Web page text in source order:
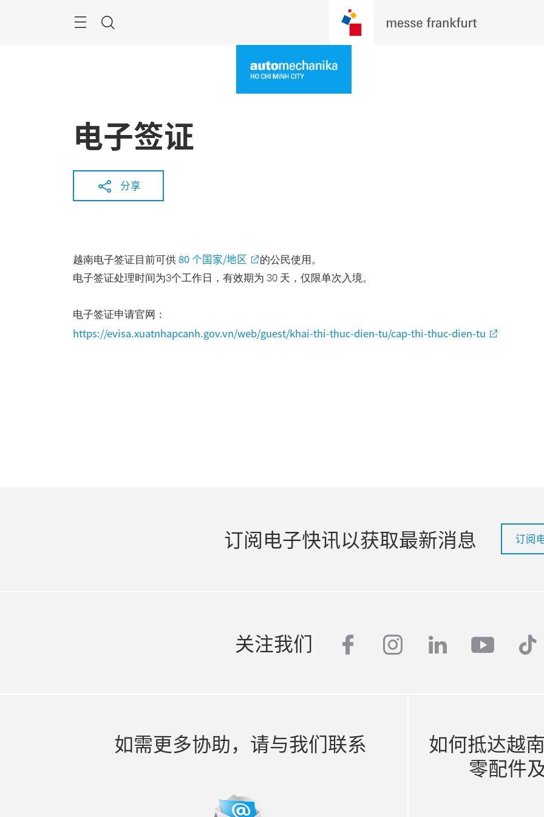
Navigation
搜
电子签证
分享
越南电子签证目前可供 80 个国家/地区
的公民使用。
电子签证处理时间为3个工作日，有效期为 30 天，仅限单次入境。
电子签证申请官网：
https://evisa.xuatnhapcanh.gov.vn/web/guest/khai-thi-thuc-dien-tu/cap-thi-thuc-dien-tu
订阅电子快讯以获取最新消息 订阅
关注我们 facebook
instagram
linkedin
如需更多协助，请与我们联系
如何抵达越
零配件